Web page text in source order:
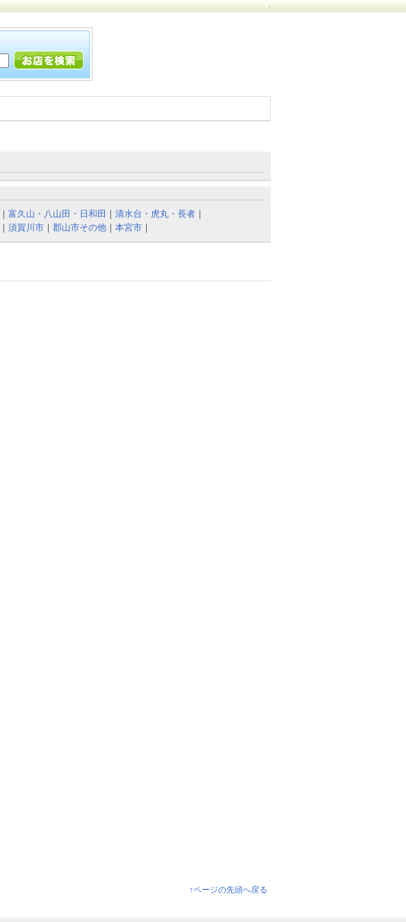
｜ 富久山・八山田・日和田 ｜ 清水台・虎丸・長者 ｜
｜ 須賀川市 ｜ 郡山市その他 ｜ 本宮市 ｜
↑ページの先頭へ戻る